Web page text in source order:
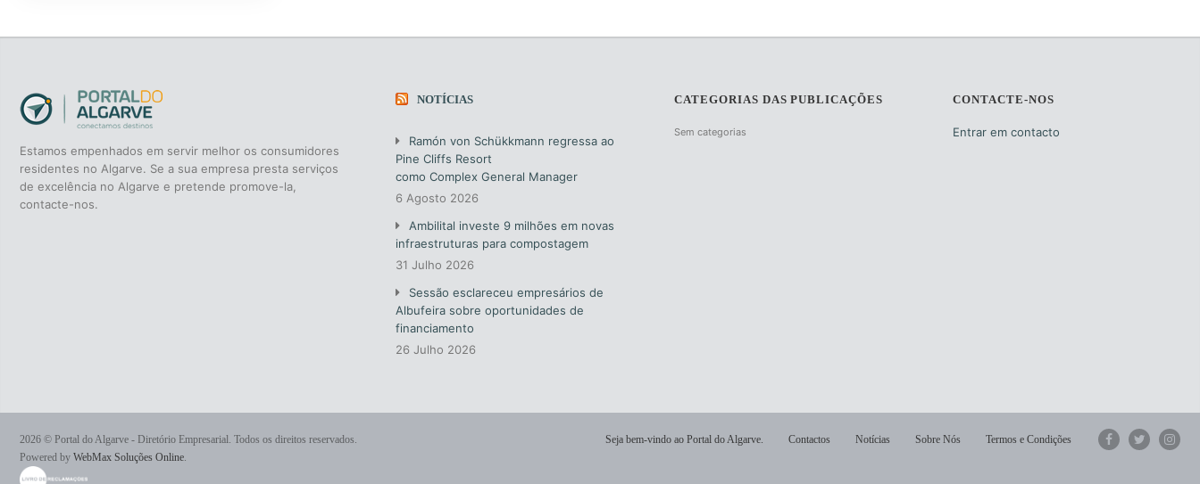
Estamos empenhados em servir melhor os consumidores
residentes no Algarve. Se a sua empresa presta serviços
de excelência no Algarve e pretende promove-la,
contacte-nos.
NOTÍCIAS
Ramón von Schükkmann regressa ao
Pine Cliffs Resort
como Complex General Manager
6 Agosto 2026
Ambilital investe 9 milhões em novas
infraestruturas para compostagem
31 Julho 2026
Sessão esclareceu empresários de
Albufeira sobre oportunidades de
financiamento
26 Julho 2026
CATEGORIAS DAS PUBLICAÇÕES
Sem categorias
CONTACTE-NOS
Entrar em contacto
Seja bem-vindo ao Portal do Algarve. Contactos Notícias Sobre Nós Termos e Condições
2026 © Portal do Algarve - Diretório Empresarial. Todos os direitos reservados.
Powered by WebMax Soluções Online.